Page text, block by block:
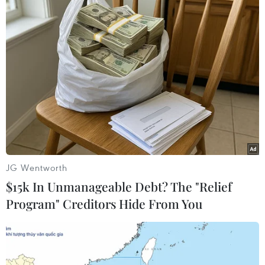
(TTXVN/Vietnam+)
#cam kết
#Mỹ #Pakistan
#Chính phủ lâm thời Nepal
Nepal
JG Wentworth
$15k In Unmanageable Debt? The "Relief
Program" Creditors Hide From You